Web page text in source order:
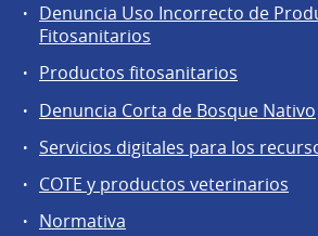
Denuncia Uso Incorrecto de
Fitosanitarios
Productos fitosanitarios
Denuncia Corta de Bosque Nativo
Servicios digitales para los
COTE y productos veterinarios
Normativa